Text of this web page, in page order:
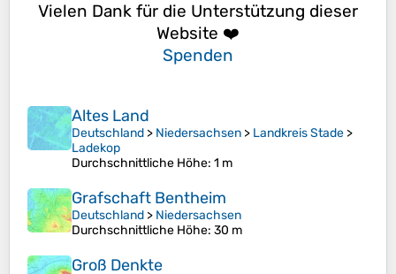
Vielen Dank für die Unterstützung dieser
Website ❤️
Spenden
Altes Land
Deutschland > Niedersachsen > Landkreis Stade >
Ladekop
Durchschnittliche Höhe: 1 m
Grafschaft Bentheim
Deutschland > Niedersachsen
Durchschnittliche Höhe: 30 m
Groß Denkte